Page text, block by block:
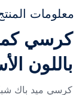
معلومات
كرسي
باللون
كرسي ميد باك